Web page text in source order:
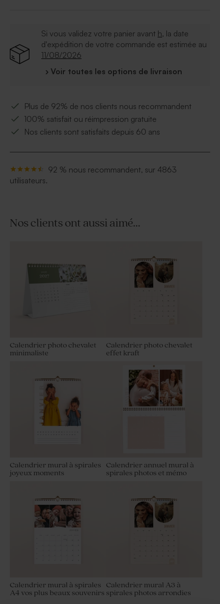
Si vous validez votre panier avant h, la date
d'expédition de votre commande est estimée au
11/08/2026
› Voir toutes les options de livraison
Plus de 92% de nos clients nous recommandent
100% satisfait ou réimpression gratuite
Nos clients sont satisfaits depuis 60 ans
92 % nous recommandent, sur 4863
utilisateurs.
Nos clients ont aussi aimé...
Calendrier photo chevalet
minimaliste
Calendrier photo chevalet
effet kraft
Calendrier mural à spirales
joyeux moments
Calendrier annuel mural à
spirales photos et mémo
Calendrier mural à spirales
A4 vos plus beaux souvenirs
Calendrier mural A3 à
spirales photos arrondies